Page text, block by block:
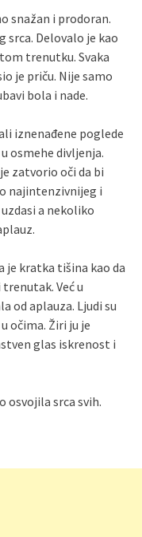
snažan i prodoran.
srca. Delovalo je kao
trenutku. Svaka
je priču. Nije samo
bola i nade.
iznenađene poglede
osmehe divljenja.
zatvorio oči da bi
najintenzivnijeg i
a nekoliko
je kratka tišina kao da
Već u
od aplauza. Ljudi su
očima. Žiri ju je
glas iskrenost i
osvojila srca svih.